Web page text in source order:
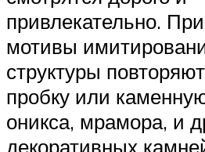
привлекательно.
мотивы
структуры
пробку или
оникса, мрамора, и
декоративных